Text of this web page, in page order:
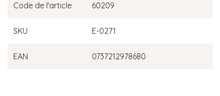
Code de l'article 60209
SKU E-0271
EAN 0737212978680